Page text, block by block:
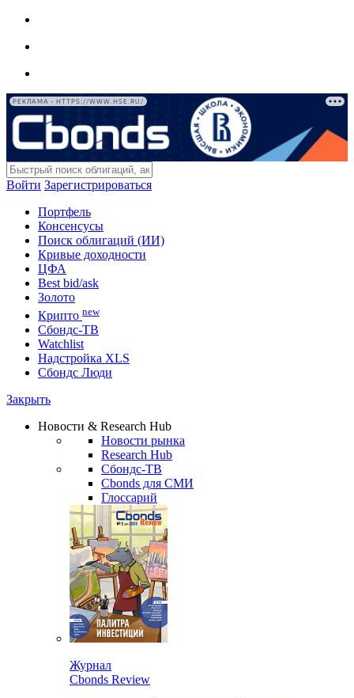
РЕКЛАМА • HTTPS://WWW.HSE.RU/
Войти Зарегистрироваться
Портфель
Консенсусы
Поиск облигаций (ИИ)
Кривые доходности
ЦФА
Best bid/ask
Золото
Крипто new
Сбондс-ТВ
Watchlist
Надстройка XLS
Сбондс Люди
Закрыть
Новости & Research Hub
Новости рынка
Research Hub
Сбондс-ТВ
Cbonds для СМИ
Глоссарий
Журнал
Cbonds Review